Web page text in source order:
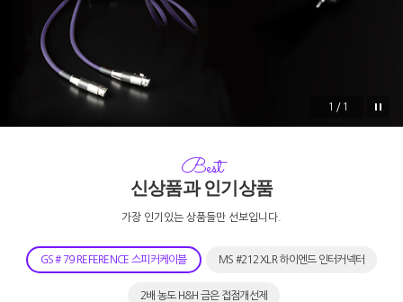
1/1
Best
신상품과 인기상품
가장 인기있는 상품들만 선보입니다.
GS # 79 REFERENCE 스피커케이블 MS #212 XLR 하이엔드 인터커넥터
2배 농도 H&H 금은 접점개선제